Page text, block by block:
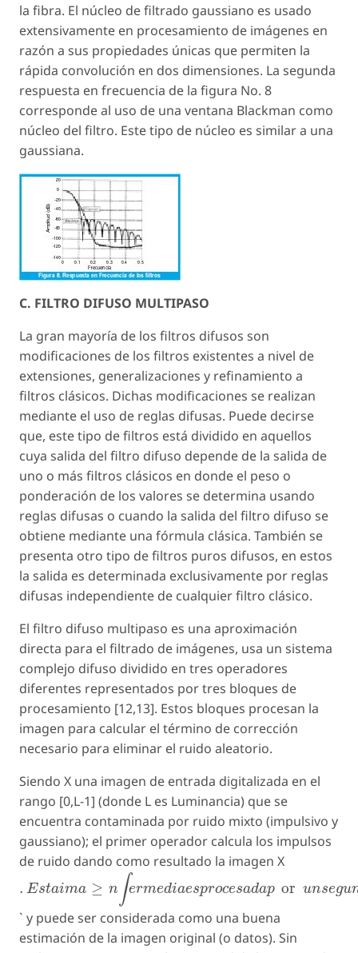
la fibra. El núcleo de filtrado gaussiano es usado
extensivamente en procesamiento de imágenes en
razón a sus propiedades únicas que permiten la
rápida convolución en dos dimensiones. La segunda
respuesta en frecuencia de la figura No. 8
corresponde al uso de una ventana Blackman como
núcleo del filtro. Este tipo de núcleo es similar a una
gaussiana.
C. FILTRO DIFUSO MULTIPASO
La gran mayoría de los filtros difusos son
modificaciones de los filtros existentes a nivel de
extensiones, generalizaciones y refinamiento a
filtros clásicos. Dichas modificaciones se realizan
mediante el uso de reglas difusas. Puede decirse
que, este tipo de filtros está dividido en aquellos
cuya salida del filtro difuso depende de la salida de
uno o más filtros clásicos en donde el peso o
ponderación de los valores se determina usando
reglas difusas o cuando la salida del filtro difuso se
obtiene mediante una fórmula clásica. También se
presenta otro tipo de filtros puros difusos, en estos
la salida es determinada exclusivamente por reglas
difusas independiente de cualquier filtro clásico.
El filtro difuso multipaso es una aproximación
directa para el filtrado de imágenes, usa un sistema
complejo difuso dividido en tres operadores
diferentes representados por tres bloques de
procesamiento [12,13]. Estos bloques procesan la
imagen para calcular el término de corrección
necesario para eliminar el ruido aleatorio.
Siendo X una imagen de entrada digitalizada en el
rango [0,L-1] (donde L es Luminancia) que se
encuentra contaminada por ruido mixto (impulsivo y
gaussiano); el primer operador calcula los impulsos
de ruido dando como resultado la imagen X
. Estaima ≥ n ∫ermediaesprocesadap or unsegu
.Estaim a≥n∫e rmed iaesproc esadaporu
` y puede ser considerada como una buena
estimación de la imagen original (o datos). Sin